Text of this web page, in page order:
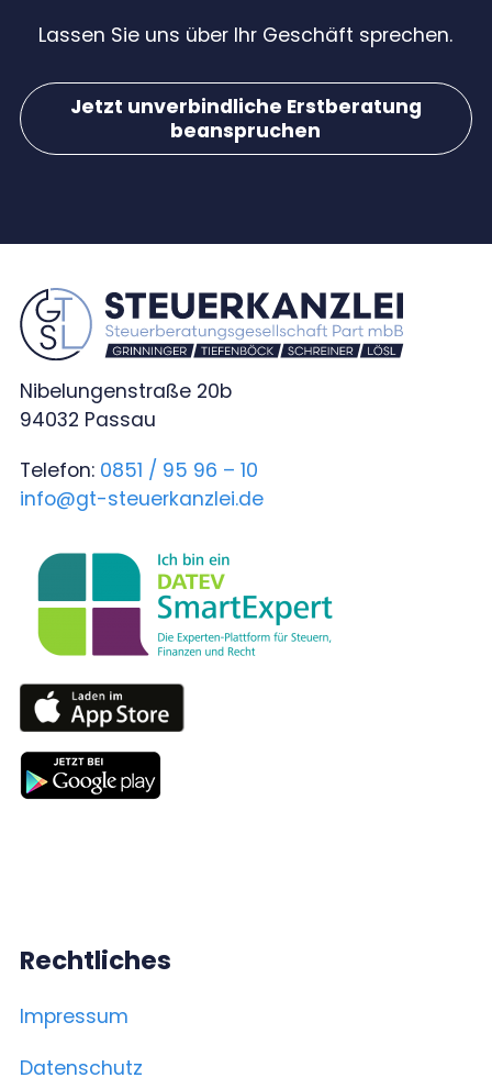
Lassen Sie uns über Ihr Geschäft sprechen.
Jetzt unverbindliche Erstberatung
beanspruchen
Nibelungenstraße 20b
94032 Passau
Telefon: 0851 / 95 96 – 10
info@gt-steuerkanzlei.de
Rechtliches
Impressum
Datenschutz